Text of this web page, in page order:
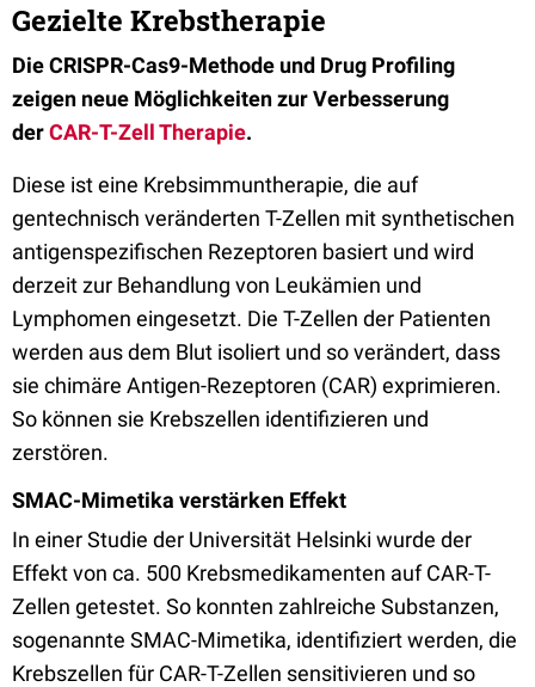
Gezielte Krebstherapie
Die CRISPR-Cas9-Methode und Drug Profiling
zeigen neue Möglichkeiten zur Verbesserung
derCAR-T-Zell Therapie.
Diese ist eine Krebsimmuntherapie, die auf
gentechnisch veränderten T-Zellen mit synthetischen
antigenspezifischen Rezeptoren basiert und wird
derzeit zur Behandlung von Leukämien und
Lymphomen eingesetzt. Die T-Zellen der Patienten
werden aus dem Blut isoliert und so verändert, dass
sie chimäre Antigen-Rezeptoren (CAR) exprimieren.
So können sie Krebszellen identifizieren und
zerstören.
SMAC-Mimetika verstärken Effekt
In einer Studie der Universität Helsinki wurde der
Effekt von ca. 500 Krebsmedikamenten auf CAR-T-
Zellen getestet. So konnten zahlreiche Substanzen,
sogenannte SMAC-Mimetika, identifiziert werden, die
Krebszellen für CAR-T-Zellen sensitivieren und so